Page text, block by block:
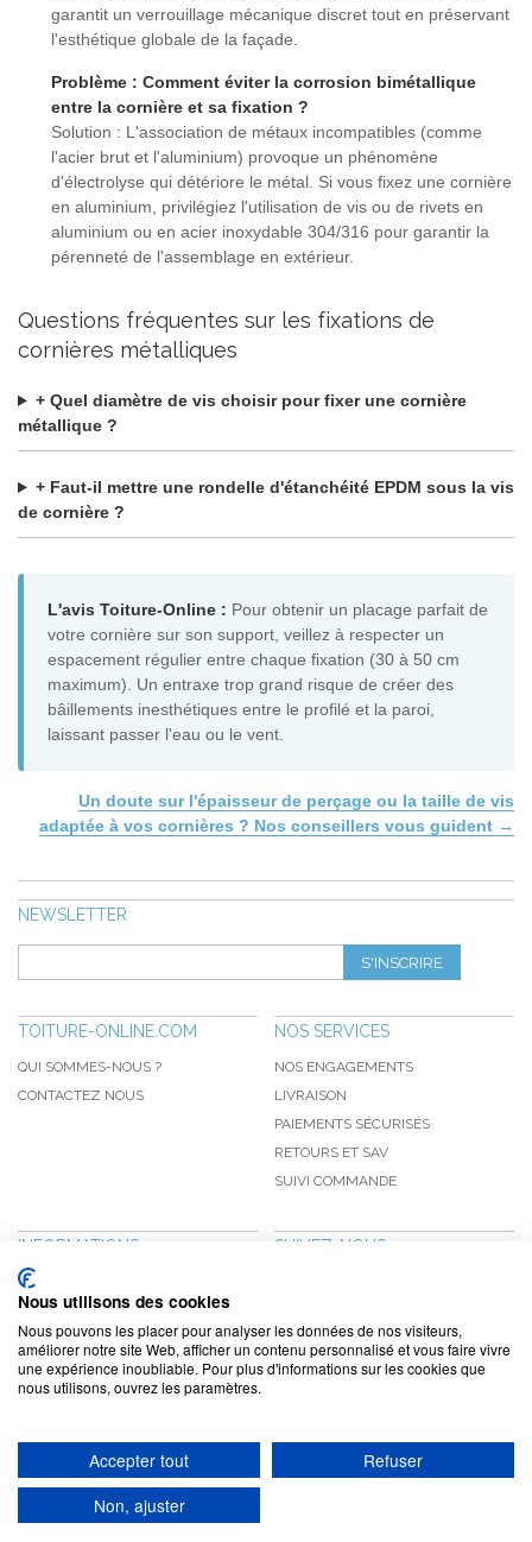
garantit un verrouillage mécanique discret tout en préservant
l'esthétique globale de la façade.
Problème : Comment éviter la corrosion bimétallique
entre la cornière et sa fixation ?
Solution : L'association de métaux incompatibles (comme
l'acier brut et l'aluminium) provoque un phénomène
d'électrolyse qui détériore le métal. Si vous fixez une cornière
en aluminium, privilégiez l'utilisation de vis ou de rivets en
aluminium ou en acier inoxydable 304/316 pour garantir la
pérenneté de l'assemblage en extérieur.
Questions fréquentes sur les fixations de
cornières métalliques
+ Quel diamètre de vis choisir pour fixer une cornière
métallique ?
+ Faut-il mettre une rondelle d'étanchéité EPDM sous la vis
de cornière ?
L'avis Toiture-Online : Pour obtenir un placage parfait de
votre cornière sur son support, veillez à respecter un
espacement régulier entre chaque fixation (30 à 50 cm
maximum). Un entraxe trop grand risque de créer des
bâillements inesthétiques entre le profilé et la paroi,
laissant passer l'eau ou le vent.
Un doute sur l'épaisseur de perçage ou la taille de vis
adaptée à vos cornières ? Nos conseillers vous guident →
NEWSLETTER
S'INSCRIRE
TOITURE-ONLINE.COM
QUI SOMMES-NOUS ?
CONTACTEZ NOUS
NOS SERVICES
NOS ENGAGEMENTS
LIVRAISON
PAIEMENTS SÉCURISÉS
RETOURS ET SAV
SUIVI COMMANDE
INFORMATIONS
NOUVEAUTÉS
PROMOTIONS
CGV
CONFIDENTIALITÉ
MENTIONS LÉGALES
SUIVEZ-NOUS
NOTRE BLOG
www.toiture-online.com © 2010-2026 / Agymat SARL
Nous utilisons des cookies
Nous pouvons les placer pour analyser les données de nos visiteurs,
améliorer notre site Web, afficher un contenu personnalisé et vous faire vivre
une expérience inoubliable. Pour plus d'informations sur les cookies que
nous utilisons, ouvrez les paramètres.
Accepter tout
Refuser
Non, ajuster